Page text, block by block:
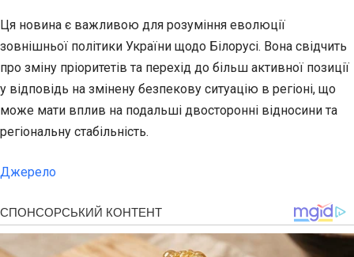
Ця новина є важливою для розуміння еволюції
зовнішньої політики України щодо Білорусі. Вона свідчить
про зміну пріоритетів та перехід до більш активної позиції
у відповідь на змінену безпекову ситуацію в регіоні, що
може мати вплив на подальші двосторонні відносини та
регіональну стабільність.
Джерело